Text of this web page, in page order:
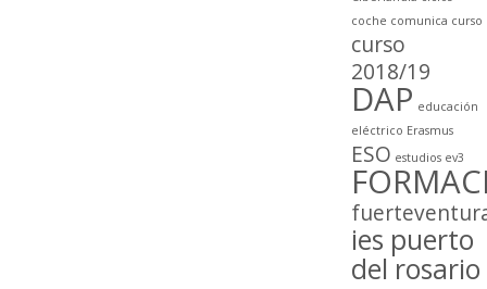
coche comunica curso
curso
2018/19
DAP educación
eléctrico Erasmus
ESO estudios ev3
ies puerto
del rosario